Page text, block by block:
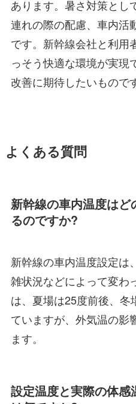
あります。暑さ対策とし
連れの際の配慮、車内活
です。新幹線会社と利用
っそう快適な環境が実現
改善に期待したいもので
よくある質問
新幹線の車内温度は
るのですか?
新幹線の車内温度設定は
雑状況などによって変わ
は、夏場は25度前後、
ていますが、外気温の影
ます。
設定温度と実際の体